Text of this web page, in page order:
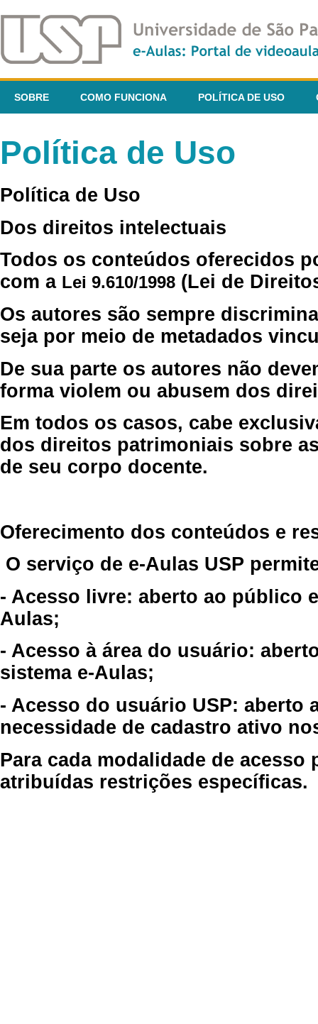
SOBRE COMO FUNCIONA POLÍTICA DE USO
Política de Uso
Política de Uso
Dos direitos intelectuais
Todos os conteúdos oferecidos
com a Lei 9.610/1998 (Lei de
Os autores são sempre
seja por meio de metadados
De sua parte os autores não
forma violem ou abusem dos
Em todos os casos, cabe
dos direitos patrimoniais sobre
de seu corpo docente.
Oferecimento dos conteúdos e
O serviço de e-Aulas USP
- Acesso livre: aberto ao público
Aulas;
- Acesso à área do usuário:
sistema e-Aulas;
- Acesso do usuário USP: aberto
necessidade de cadastro ativo
Para cada modalidade de
atribuídas restrições específicas.